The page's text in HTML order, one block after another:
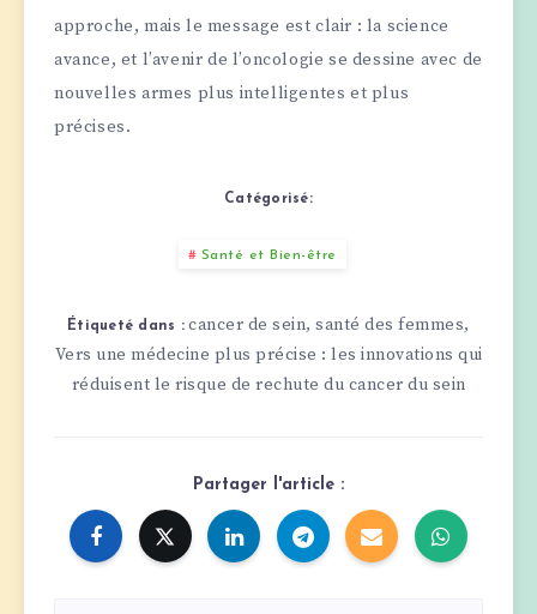
approche, mais le message est clair : la science
avance, et l’avenir de l’oncologie se dessine avec de
nouvelles armes plus intelligentes et plus
précises.
Catégorisé:
Santé et Bien-être
Étiqueté dans : cancer de sein,santé des femmes,
Vers une médecine plus précise : les innovations qui
réduisent le risque de rechute du cancer du sein
Partager l'article :